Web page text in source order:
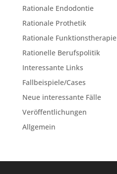
Rationale Endodontie
Rationale Prothetik
Rationale Funktionstherapie
Rationelle Berufspolitik
Interessante Links
Fallbeispiele/Cases
Neue interessante Fälle
Veröffentlichungen
Allgemein